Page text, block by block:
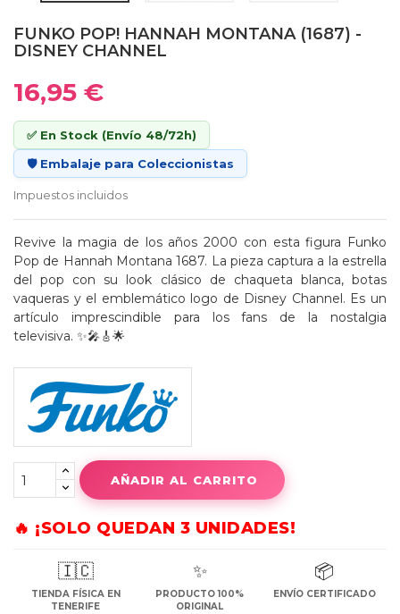
FUNKO POP! HANNAH MONTANA (1687) -
DISNEY CHANNEL
16,95 €
✅ En Stock (Envío 48/72h)
🛡️ Embalaje para Coleccionistas
Impuestos incluidos
Revive la magia de los años 2000 con esta figura Funko
Pop de Hannah Montana 1687. La pieza captura a la estrella
del pop con su look clásico de chaqueta blanca, botas
vaqueras y el emblemático logo de Disney Channel. Es un
artículo imprescindible para los fans de la nostalgia
televisiva. ✨🎤🎸🌟
AÑADIR AL CARRITO
🔥 ¡SOLO QUEDAN 3 UNIDADES!
🇮🇨
TIENDA FÍSICA EN
TENERIFE
✨
PRODUCTO 100%
ORIGINAL
📦
ENVÍO CERTIFICADO